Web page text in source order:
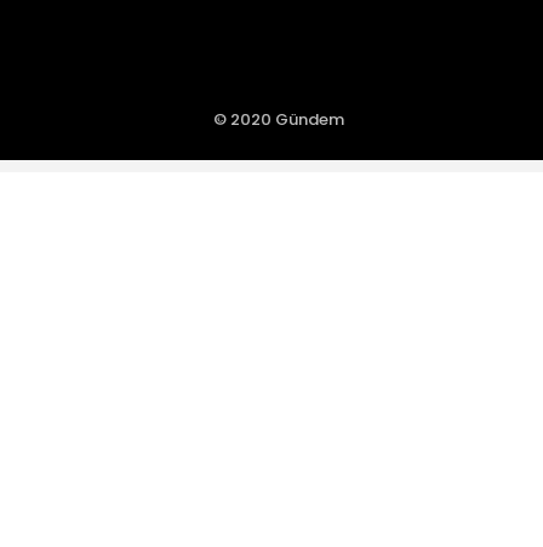
© 2020 Gündem